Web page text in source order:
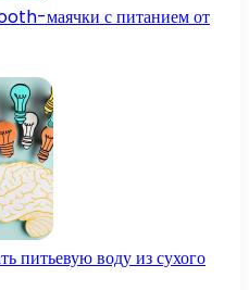
маячки с питанием от
питьевую воду из сухого